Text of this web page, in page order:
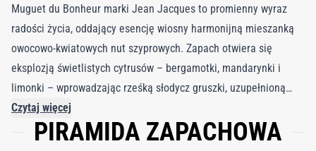
Muguet du Bonheur marki Jean Jacques to promienny wyraz
radości życia, oddający esencję wiosny harmonijną mieszanką
owocowo-kwiatowych nut szyprowych. Zapach otwiera się
eksplozją świetlistych cytrusów – bergamotki, mandarynki i
limonki – wprowadzając rześką słodycz gruszki, uzupełnioną
nutą arbuza, zapewniającą soczysty, przepyszny efekt. Ta
owocowa symfonia płynnie łączy się z delikatnym zapachem
Czytaj więcej
PIRAMIDA ZAPACHOWA